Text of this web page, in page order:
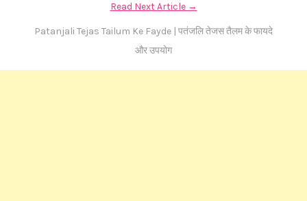
Read Next Article →
Patanjali Tejas Tailum Ke Fayde | पतंजलि तेजस तैलम के फायदे
और उपयोग